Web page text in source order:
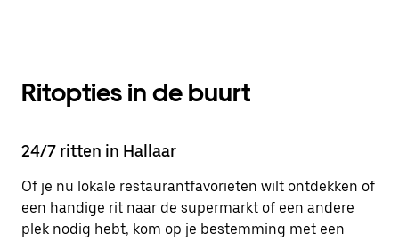
Ritopties in de buurt
24/7 ritten in Hallaar
Of je nu lokale restaurantfavorieten wilt ontdekken of
een handige rit naar de supermarkt of een andere
plek nodig hebt, kom op je bestemming met een